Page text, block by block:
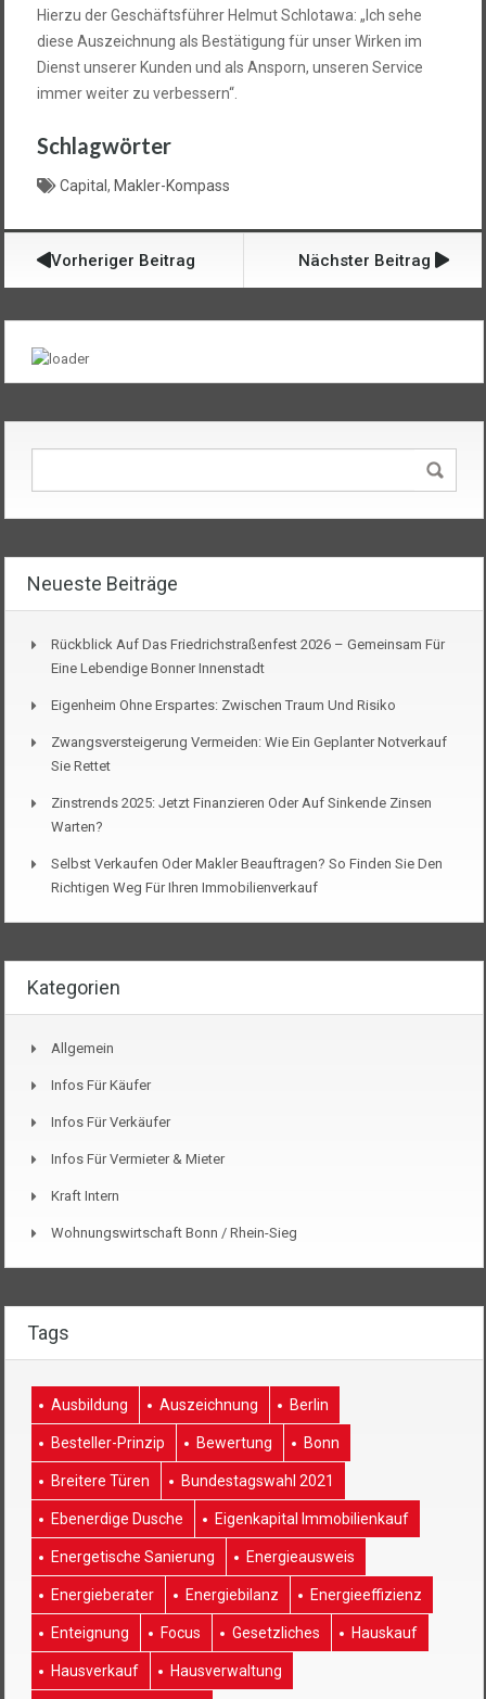
Hierzu der Geschäftsführer Helmut Schlotawa: „Ich sehe
diese Auszeichnung als Bestätigung für unser Wirken im
Dienst unserer Kunden und als Ansporn, unseren Service
immer weiter zu verbessern“.
Schlagwörter
Capital, Makler-Kompass
Vorheriger Beitrag Nächster Beitrag
Neueste Beiträge
Rückblick Auf Das Friedrichstraßenfest 2026 – Gemeinsam Für
Eine Lebendige Bonner Innenstadt
Eigenheim Ohne Erspartes: Zwischen Traum Und Risiko
Zwangsversteigerung Vermeiden: Wie Ein Geplanter Notverkauf
Sie Rettet
Zinstrends 2025: Jetzt Finanzieren Oder Auf Sinkende Zinsen
Warten?
Selbst Verkaufen Oder Makler Beauftragen? So Finden Sie Den
Richtigen Weg Für Ihren Immobilienverkauf
Kategorien
Allgemein
Infos Für Käufer
Infos Für Verkäufer
Infos Für Vermieter & Mieter
Kraft Intern
Wohnungswirtschaft Bonn / Rhein-Sieg
Tags
Ausbildung Auszeichnung Berlin
Besteller-Prinzip Bewertung Bonn
Breitere Türen Bundestagswahl 2021
Ebenerdige Dusche Eigenkapital Immobilienkauf
Energetische Sanierung Energieausweis
Energieberater Energiebilanz Energieeffizienz
Enteignung Focus Gesetzliches Hauskauf
Hausverkauf Hausverwaltung